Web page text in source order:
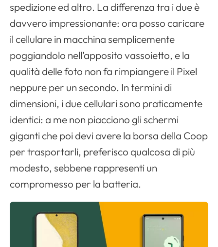
spedizione ed altro. La differenza tra i due è
davvero impressionante: ora posso caricare
il cellulare in macchina semplicemente
poggiandolo nell’apposito vassoietto, e la
qualità delle foto non fa rimpiangere il Pixel
neppure per un secondo. In termini di
dimensioni, i due cellulari sono praticamente
identici: a me non piacciono gli schermi
giganti che poi devi avere la borsa della Coop
per trasportarli, preferisco qualcosa di più
modesto, sebbene rappresenti un
compromesso per la batteria.